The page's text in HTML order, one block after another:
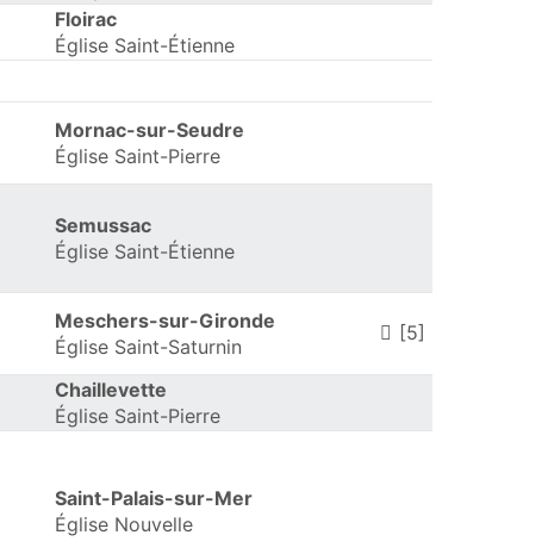
Floirac
Église Saint-Étienne
Mornac-sur-Seudre
Église Saint-Pierre
Semussac
Église Saint-Étienne
Meschers-sur-Gironde
Église Saint-Saturnin
[5]
Chaillevette
Église Saint-Pierre
Saint-Palais-sur-Mer
Église Nouvelle